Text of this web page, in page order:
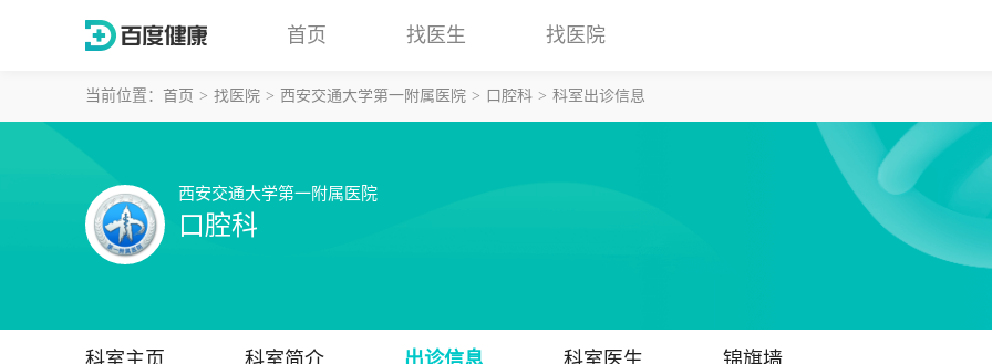
首页 找医生 找医院
当前位置： 首页 找医院 西安交通大学第一附属医院 口腔科 科室出诊信息
西安交通大学第一附属医院
口腔科
科室主页 科室简介 出诊信息 科室医生 锦旗墙